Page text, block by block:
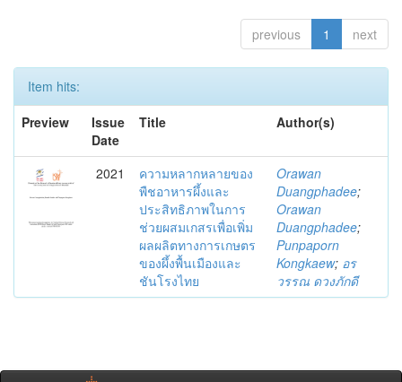
previous 1 next
Item hits:
Preview
Issue
Date
Title Author(s)
2021
ความหลากหลายของ
พืชอาหารผึ้งและ
ประสิทธิภาพในการ
ช่วยผสมเกสรเพื่อเพิ่ม
ผลผลิตทางการเกษตร
ของผึ้งพื้นเมืองและ
ชันโรงไทย
Orawan
Duangphadee;
Orawan
Duangphadee;
Punpaporn
Kongkaew; อร
วรรณ ดวงภักดี